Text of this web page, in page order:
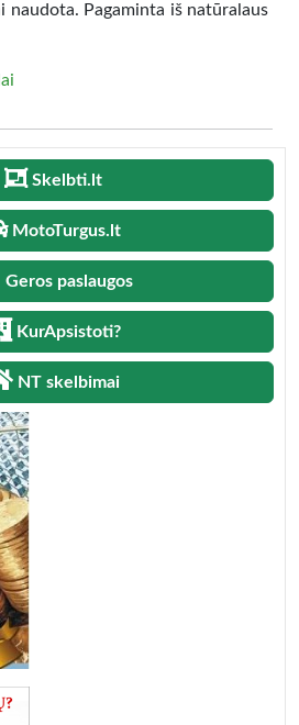
naudota. Pagaminta iš natūralaus
Skelbti.lt
MotoTurgus.lt
Geros paslaugos
KurApsistoti?
NT skelbimai